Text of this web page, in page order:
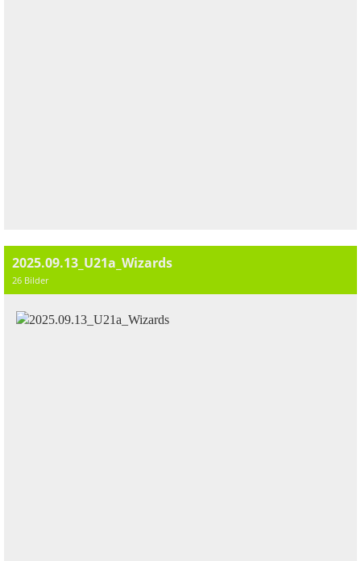
2025.09.13_U21a_Wizards
26 Bilder